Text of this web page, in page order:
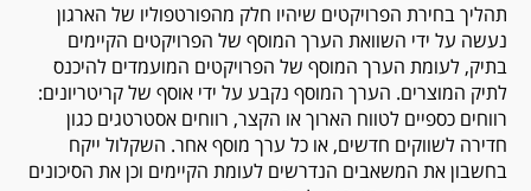
תהליך בחירת הפרויקטים שיהיו חלק מהפורטפוליו של הארגון
נעשה על ידי השוואת הערך המוסף של הפרויקטים הקיימים
בתיק, לעומת הערך המוסף של הפרויקטים המועמדים להיכנס
לתיק המוצרים. הערך המוסף נקבע על ידי אוסף של קריטריונים:
רווחים כספיים לטווח הארוך או הקצר, רווחים אסטרטגים כגון
חדירה לשווקים חדשים, או כל ערך מוסף אחר. השקלול ייקח
בחשבון את המשאבים הנדרשים לעומת הקיימים וכן את הסיכונים